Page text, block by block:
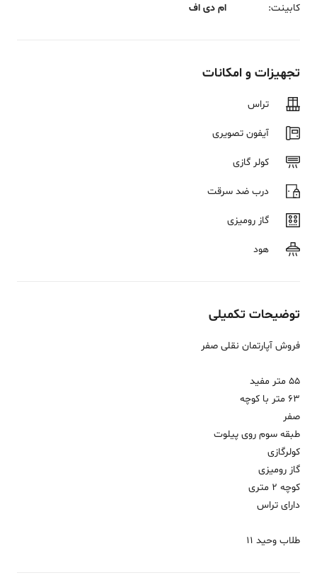
کابینت: ام دی اف
تجهیزات و امکانات
تراس
آیفون تصویری
کولر گازی
درب ضد سرقت
گاز رومیزی
هود
توضیحات تکمیلی
فروش آپارتمان نقلی صفر
55 متر مفید
63 متر با کوچه
صفر
طبقه سوم روی پیلوت
کولرگازی
گاز رومیزی
کوچه 2 متری
دارای تراس
طلاب وحید 11